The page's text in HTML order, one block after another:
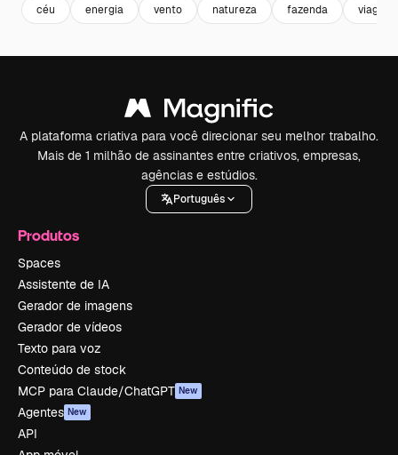
céu energia vento natureza fazenda viagem
A plataforma criativa para você direcionar seu melhor trabalho.
Mais de 1 milhão de assinantes entre criativos, empresas,
agências e estúdios.
Português
Produtos
Spaces
Assistente de IA
Gerador de imagens
Gerador de vídeos
Texto para voz
Conteúdo de stock
MCP para Claude/ChatGPT New
Agentes New
API